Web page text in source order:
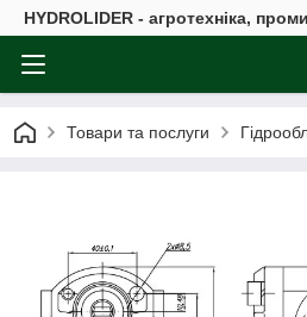
HYDROLIDER - агротехніка,
Товари та послуги